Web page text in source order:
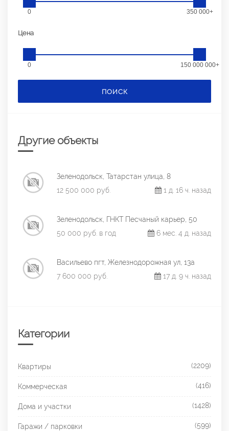
0 350 000+
Цена
0 150 000 000+
ПОИСК
Другие объекты
Зеленодольск, Татарстан улица, 8
12 500 000 руб.
1 д. 16 ч. назад
Зеленодольск, ГНКТ Песчаный карьер, 50
50 000 руб. в год
6 мес. 4 д. назад
Васильево пгт, Железнодорожная ул, 13а
7 600 000 руб.
17 д. 9 ч. назад
Категории
Квартиры (2209)
Коммерческая (416)
Дома и участки (1428)
Гаражи / парковки (599)